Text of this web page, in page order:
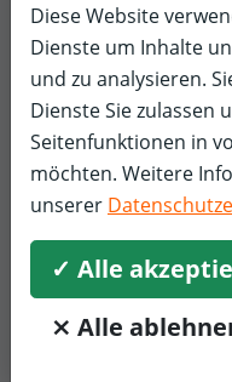
die entsprechend
der Online-
Leistungsspektrum
Diese Website
Dienste um Inhalte
und zu analysieren.
Dienste Sie zulassen
Seitenfunktionen in
möchten. Weitere
unserer
✓ Alle
⨯ Alle